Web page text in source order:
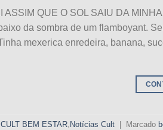
ASSIM QUE O SOL SAIU DA
da sombra de um flamboyant.
mexerica enredeira, banana,
CULT BEM ESTAR, Notícias Cult Marcado